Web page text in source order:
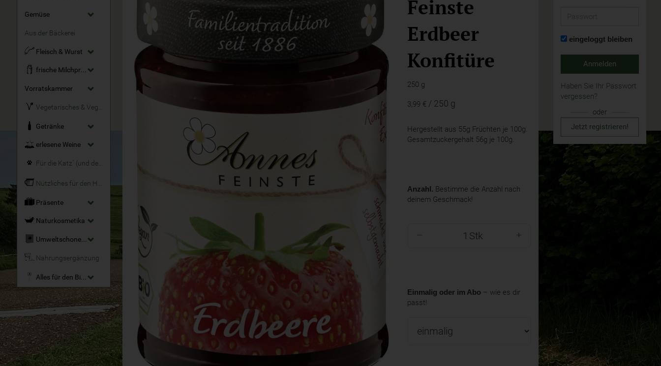
Gemüse
Aus der Bäckerei
Fleisch & Wurst
frische Milchprodukte
Vorratskammer
Getränke
erlesene Weine
Für die Katz´ (und den Hund)
Präsente
Naturkosmetika
Umweltschonende Reinigungsmittel
Nahrungsergänzung
Alles für den Bio-Garten
Feinste
Erdbeer
Konfitüre
250 g
3,99 € / 250 g
Hergestellt aus 55g Früchten je 100g.
Gesamtzuckergehalt 56g je 100g.
Anzahl. Bestimme die Anzahl nach
deinem Geschmack!
Stk
Einmalig oder im Abo – wie es dir
passt!
eingeloggt bleiben
Anmelden
Haben Sie Ihr Passwort
vergessen?
oder
Jetzt registrieren!